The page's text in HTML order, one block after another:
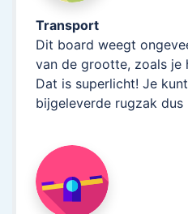
Transport
Dit board weegt
van de grootte, zoals je
Dat is superlicht! Je
bijgeleverde rugzak dus